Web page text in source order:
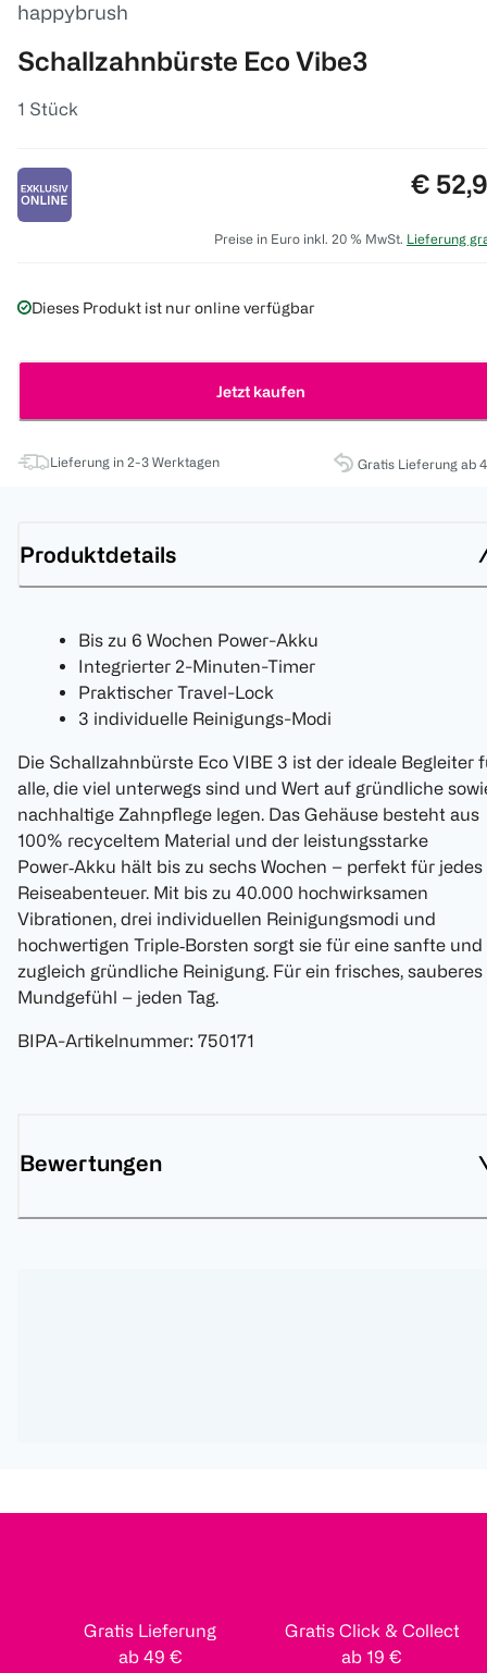
happybrush
Schallzahnbürste Eco Vibe3
1 Stück
Preis:
€
Preise in Euro inkl. 20 % MwSt. Lieferung
Dieses Produkt ist nur online verfügbar
Jetzt kaufen
Lieferung in 2-3 Werktagen Gratis Lieferung ab
Produktdetails
Bis zu 6 Wochen Power-Akku
Integrierter 2-Minuten-Timer
Praktischer Travel-Lock
3 individuelle Reinigungs-Modi
Die Schallzahnbürste Eco VIBE 3 ist der ideale Begleiter
alle, die viel unterwegs sind und Wert auf gründliche
nachhaltige Zahnpflege legen. Das Gehäuse besteht aus
100% recyceltem Material und der leistungsstarke
Power‑Akku hält bis zu sechs Wochen – perfekt für jedes
Reiseabenteuer. Mit bis zu 40.000 hochwirksamen
Vibrationen, drei individuellen Reinigungsmodi und
hochwertigen Triple‑Borsten sorgt sie für eine sanfte und
zugleich gründliche Reinigung. Für ein frisches, sauberes
Mundgefühl – jeden Tag.
BIPA-Artikelnummer: 750171
Bewertungen
Gratis Lieferung
ab 49 €
Gratis Click & Collect
ab 19 €